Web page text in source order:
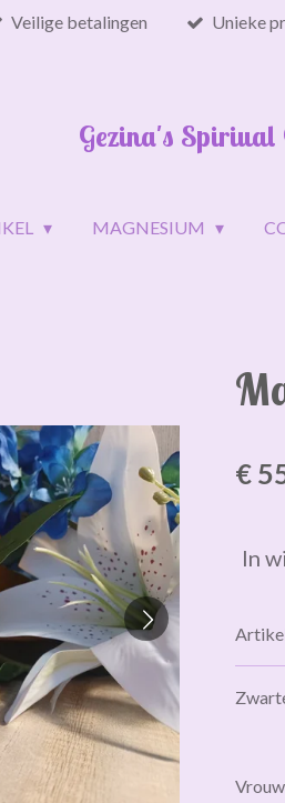
Veilige betalingen Unieke
Gezina's Spiriual
MAGNESIUM
€
In